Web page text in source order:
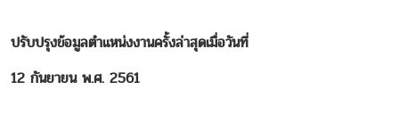
ปรับปรุงข้อมูลตำแหน่งงานครั้งล่าสุดเมื่อวันที่
12 กันยายน พ.ศ. 2561